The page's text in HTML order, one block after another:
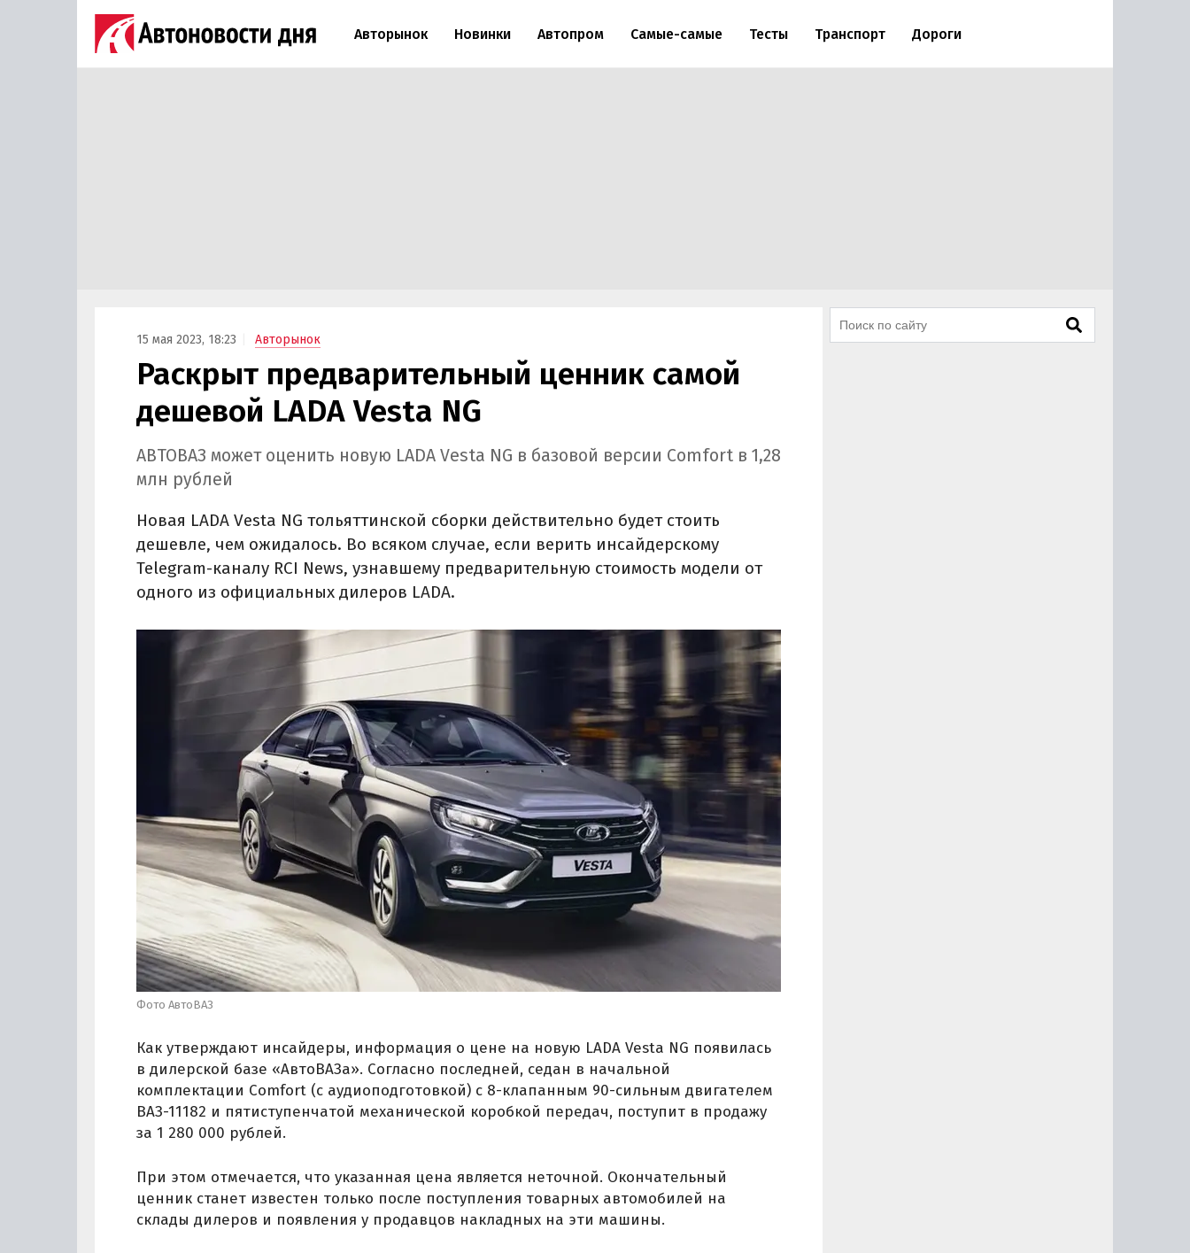
Авторынок Новинки Автопром Самые-самые Тесты Транспорт Дороги
15 мая 2023, 18:23 Авторынок
Раскрыт предварительный ценник самой
дешевой LADA Vesta NG
АВТОВАЗ может оценить новую LADA Vesta NG в базовой версии Comfort в 1,28
млн рублей
Новая LADA Vesta NG тольяттинской сборки действительно будет стоить
дешевле, чем ожидалось. Во всяком случае, если верить инсайдерскому
Telegram-каналу RCI News, узнавшему предварительную стоимость модели от
одного из официальных дилеров LADA.
Фото АвтоВАЗ
Как утверждают инсайдеры, информация о цене на новую LADA Vesta NG появилась
в дилерской базе «АвтоВАЗа». Согласно последней, седан в начальной
комплектации Comfort (с аудиоподготовкой) с 8-клапанным 90-сильным двигателем
ВАЗ-11182 и пятиступенчатой механической коробкой передач, поступит в продажу
за 1 280 000 рублей.
При этом отмечается, что указанная цена является неточной. Окончательный
ценник станет известен только после поступления товарных автомобилей на
склады дилеров и появления у продавцов накладных на эти машины.